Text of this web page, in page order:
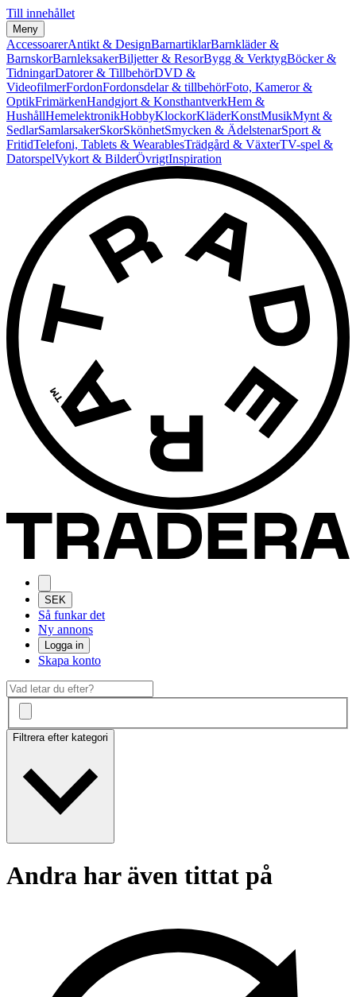
Till innehållet
Meny
AccessoarerAntikt & DesignBarnartiklarBarnkläder &
BarnskorBarnleksakerBiljetter & ResorBygg & VerktygBöcker &
TidningarDatorer & TillbehörDVD &
VideofilmerFordonFordonsdelar & tillbehörFoto, Kameror &
OptikFrimärkenHandgjort & KonsthantverkHem &
HushållHemelektronikHobbyKlockorKläderKonstMusikMynt &
SedlarSamlarsakerSkorSkönhetSmycken & ÄdelstenarSport &
FritidTelefoni, Tablets & WearablesTrädgård & VäxterTV-spel &
DatorspelVykort & BilderÖvrigtInspiration
SEK
Så funkar det
Ny annons
Logga in
Skapa konto
Filtrera efter kategori
Andra har även tittat på